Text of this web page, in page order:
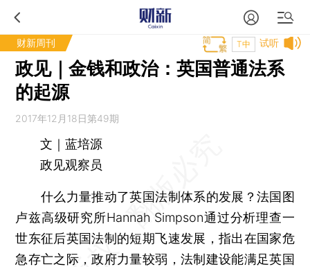
财新周刊 试听
T中
政见｜金钱和政治：英国普通法系
的起源
2017年12月18日第49期
文｜蓝培源
政见观察员
什么力量推动了英国法制体系的发展？法国图
卢兹高级研究所Hannah Simpson通过分析理查一
世东征后英国法制的短期飞速发展，指出在国家危
急存亡之际，政府力量较弱，法制建设能满足英国